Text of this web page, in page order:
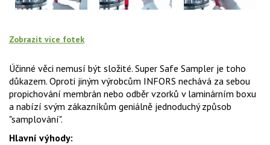
Zobrazit více fotek
Účinné věci nemusí být složité. Super Safe Sampler je toho
důkazem. Oproti jiným výrobcům INFORS nechává za sebou
propichování membrán nebo odběr vzorků v laminárním boxu
a nabízí svým zákazníkům geniálně jednoduchý způsob
"samplování".
Hlavní výhody: